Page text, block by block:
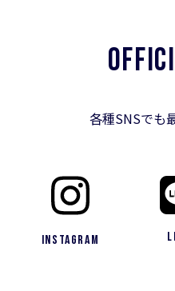
各種SNSでも
Instagram